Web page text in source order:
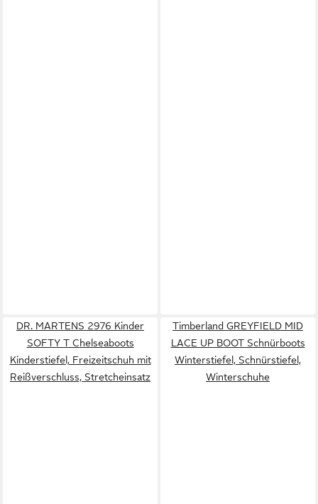
DR. MARTENS 2976 Kinder
SOFTY T Chelseaboots
Kinderstiefel, Freizeitschuh mit
Reißverschluss, Stretcheinsatz
Timberland GREYFIELD MID
LACE UP BOOT Schnürboots
Winterstiefel, Schnürstiefel,
Winterschuhe